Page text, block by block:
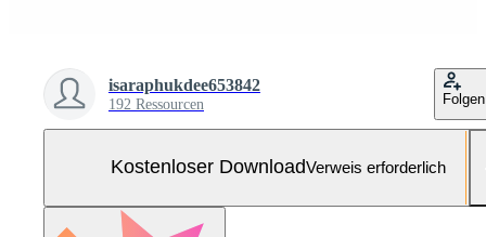
isaraphukdee653842
192 Ressourcen Folgen
Kostenloser DownloadVerweis erforderlich